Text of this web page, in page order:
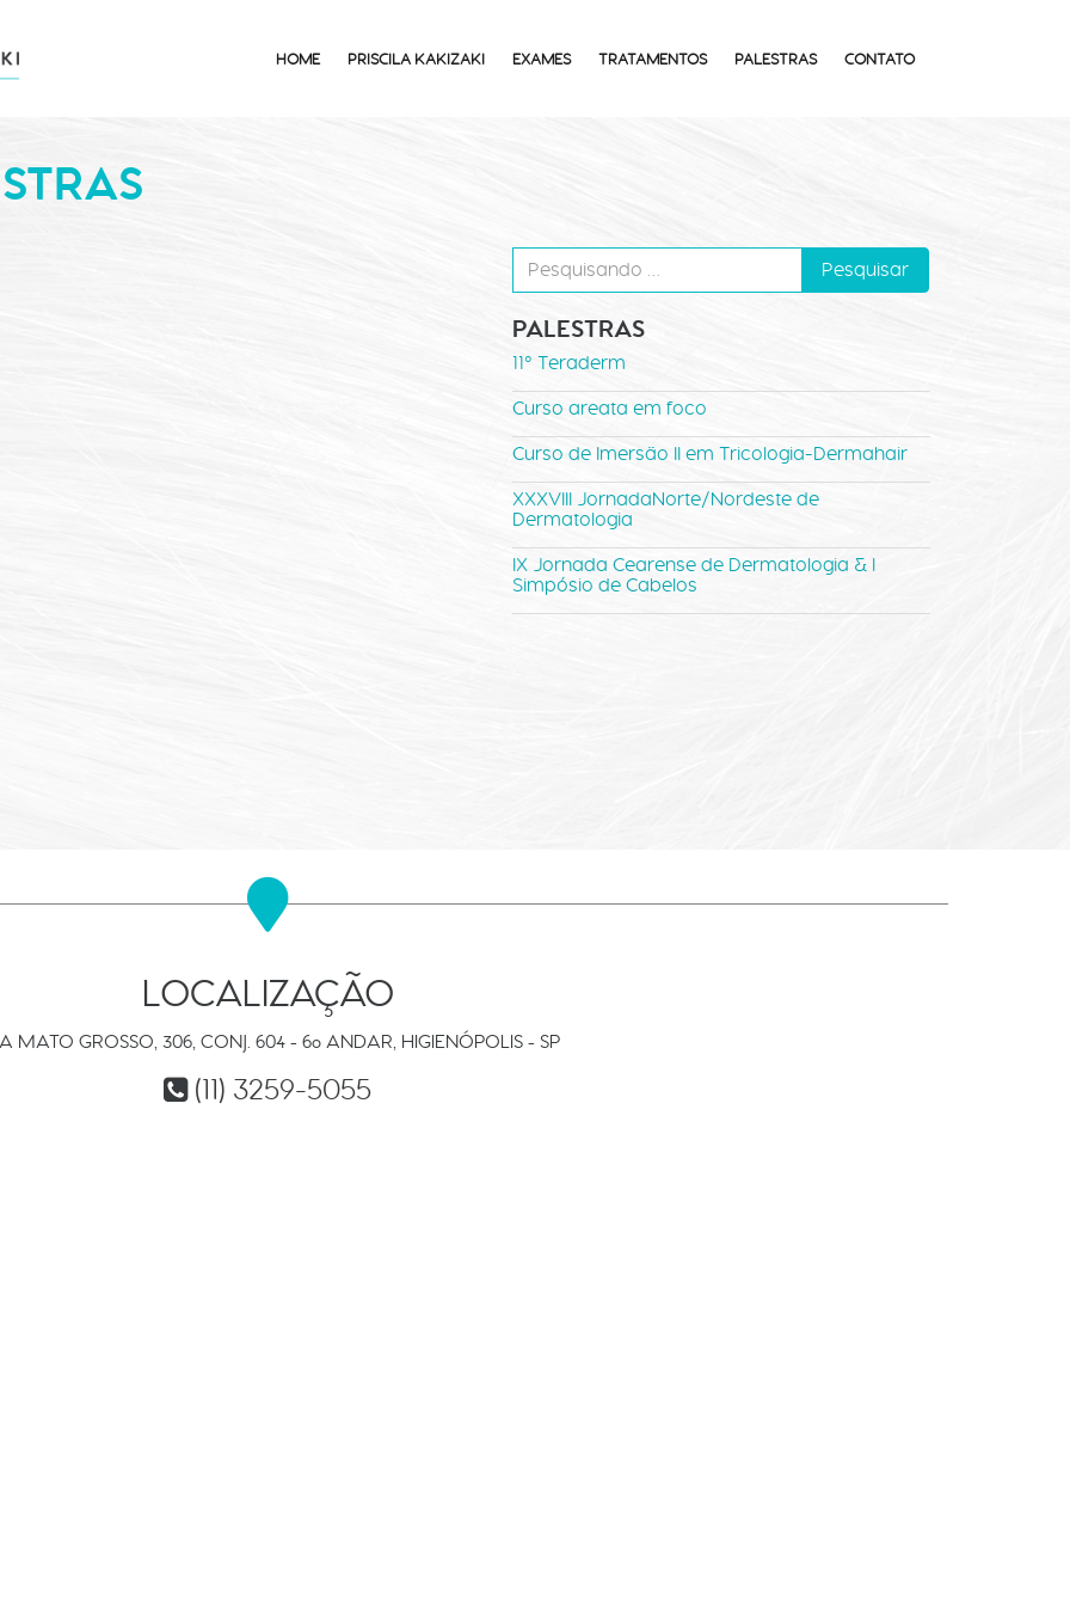
HOME PRISCILA KAKIZAKI EXAMES TRATAMENTOS PALESTRAS CONTATO
PALESTRAS
11º Teraderm
Curso areata em foco
Curso de Imersão II em Tricologia-Dermahair
XXXVIII JornadaNorte/Nordeste de
Dermatologia
IX Jornada Cearense de Dermatologia & I
Simpósio de Cabelos
LOCALIZAÇÃO
MATO GROSSO, 306, CONJ. 604 - 6º ANDAR, HIGIENÓPOLIS - SP
(11) 3259-5055